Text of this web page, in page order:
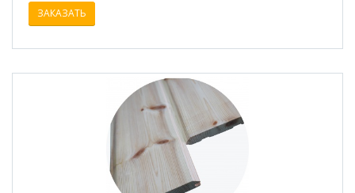
ЗАКАЗАТЬ